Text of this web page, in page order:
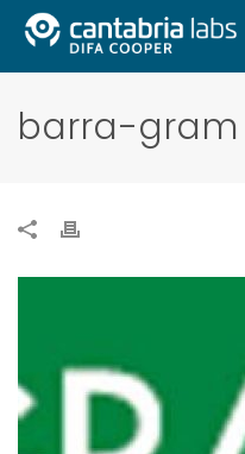
barra-gram